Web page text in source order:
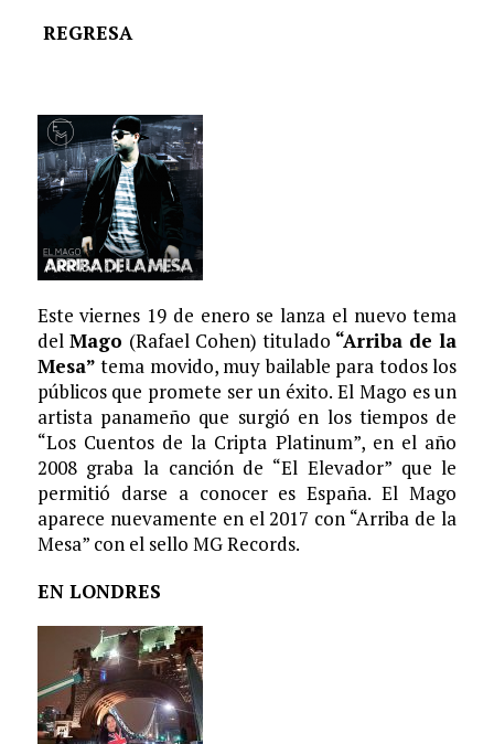
REGRESA
Este viernes 19 de enero se lanza el nuevo tema
del Mago (Rafael Cohen) titulado “Arriba de la
Mesa” tema movido, muy bailable para todos los
públicos que promete ser un éxito. El Mago es un
artista panameño que surgió en los tiempos de
“Los Cuentos de la Cripta Platinum”, en el año
2008 graba la canción de “El Elevador” que le
permitió darse a conocer es España. El Mago
aparece nuevamente en el 2017 con “Arriba de la
Mesa” con el sello MG Records.
EN LONDRES